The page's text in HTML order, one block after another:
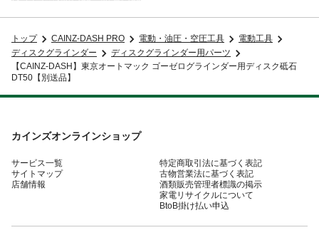
トップ CAINZ-DASH PRO 電動・油圧・空圧工具
電動工具
ディスクグラインダー
ディスクグラインダー用パーツ
【CAINZ-DASH】東京オートマック ゴーゼログラインダー用ディスク砥石
DT50【別送品】
カインズオンラインショップ
サービス一覧
サイトマップ
店舗情報
特定商取引法に基づく表記
古物営業法に基づく表記
酒類販売管理者標識の掲示
家電リサイクルについて
BtoB掛け払い申込